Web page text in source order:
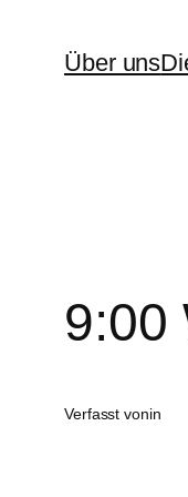
InhaltÜber uns
9:00
Verfasst vonin